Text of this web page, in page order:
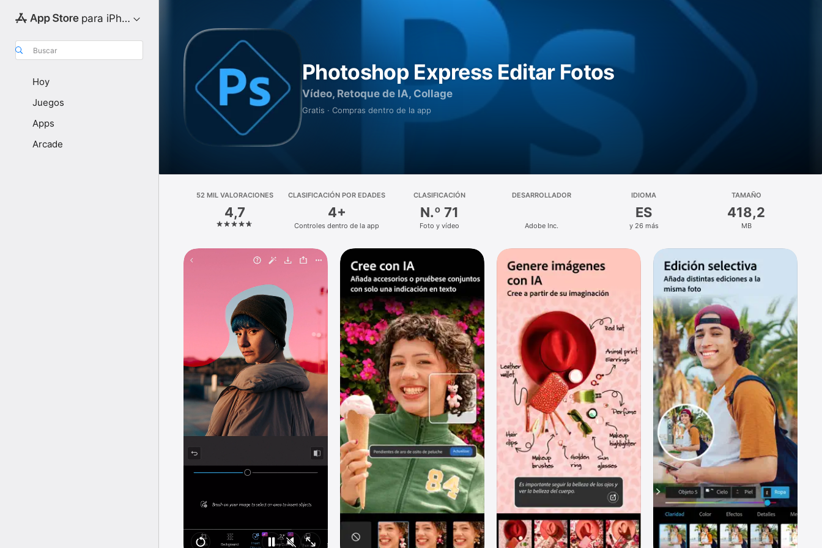
para iPhone
Buscar
Hoy
Juegos
Apps
Arcade
Photoshop Express Editar Fotos
Vídeo, Retoque de IA, Collage
Gratis · Compras dentro de la app
52 MIL VALORACIONES
4,7
CLASIFICACIÓN POR EDADES
4+
Controles dentro de la app
CLASIFICACIÓN
N.º 71
Foto y vídeo
DESARROLLADOR
Adobe Inc.
IDIOMA
ES
y 26 más
TAMAÑO
418,2
MB